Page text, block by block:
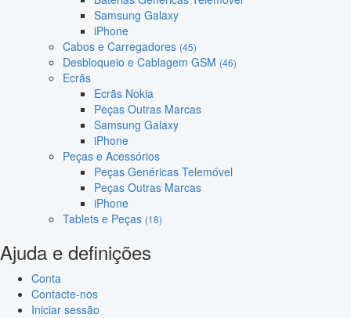
Samsung Galaxy
iPhone
Cabos e Carregadores (45)
Desbloqueio e Cablagem GSM (46)
Ecrãs
Ecrãs Nokia
Peças Outras Marcas
Samsung Galaxy
iPhone
Peças e Acessórios
Peças Genéricas Telemóvel
Peças Outras Marcas
iPhone
Tablets e Peças (18)
Ajuda e definições
Conta
Contacte-nos
Iniciar sessão